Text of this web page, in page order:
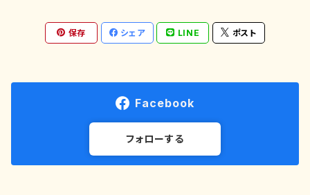
保存 シェア LINE ポスト
Facebook
フォローする